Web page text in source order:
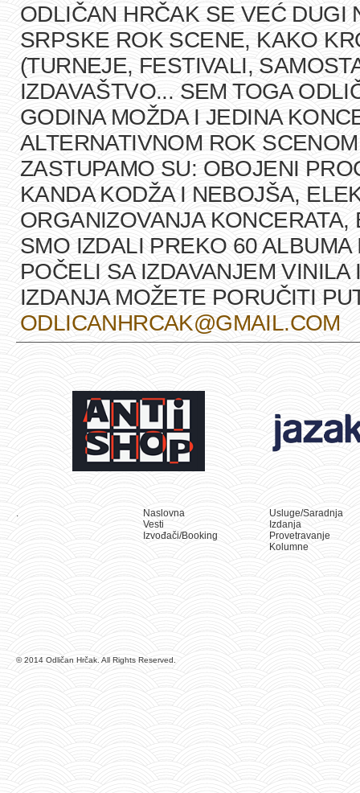
ODLIČAN HRČAK SE VEĆ DUGI
SRPSKE ROK SCENE, KAKO
(TURNEJE, FESTIVALI,
IZDAVAŠTVO... SEM TOGA
GODINA MOŽDA I JEDINA
ALTERNATIVNOM ROK
ZASTUPAMO SU: OBOJENI
KANDA KODŽA I NEBOJŠA,
ORGANIZOVANJA
SMO IZDALI PREKO 60
POČELI SA IZDAVANJEM
IZDANJA MOŽETE PORUČITI
ODLICANHRCAK@GMAIL.COM
Naslovna
Vesti
Izvođači/Booking
Usluge/Saradnja
Izdanja
Provetravanje
Kolumne
© 2014 Odličan Hrčak. All Rights Reserved.